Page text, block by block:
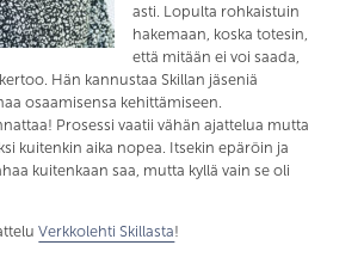
asti. Lopulta rohkaistuin
hakemaan, koska totesin,
että mitään ei voi saada,
Hän kannustaa Skillan jäseniä
osaamisensa kehittämiseen.
Prosessi vaatii vähän ajattelua mutta
kuitenkin aika nopea. Itsekin epäröin ja
kuitenkaan saa, mutta kyllä vain se oli
Verkkolehti Skillasta!